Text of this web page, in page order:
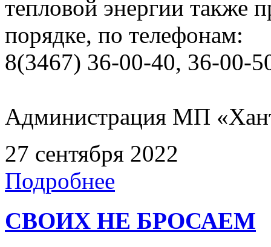
тепловой энергии также
порядке, по телефонам:
8(3467) 36-00-40, 36-00-
Администрация МП
27 сентября 2022
Подробнее
СВОИХ НЕ БРОСАЕМ